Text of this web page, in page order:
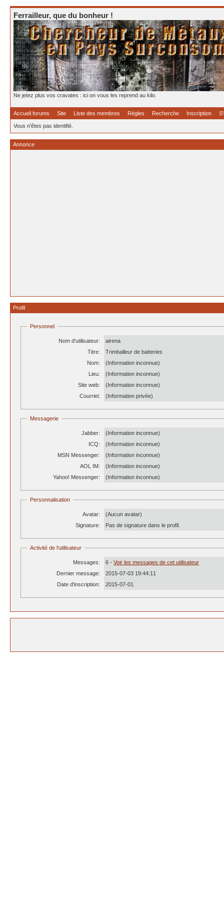
Ferrailleur, que du bonheur !
Ne jetez plus vos cravates : ici on vous les reprend au kilo.
Accueil forums Site Liste des membres Règles Recherche Inscription
Vous n'êtes pas identifié.
Annonce
Profil
Personnel
Nom d'utilisateur:
airena
Titre:
Trimballeur de batteries
Nom:
(Information inconnue)
Lieu:
(Information inconnue)
Site web:
(Information inconnue)
Courriel:
(Information privée)
Messagerie
Jabber:
(Information inconnue)
ICQ:
(Information inconnue)
MSN Messenger:
(Information inconnue)
AOL IM:
(Information inconnue)
Yahoo! Messenger:
(Information inconnue)
Personnalisation
Avatar:
(Aucun avatar)
Signature:
Pas de signature dans le profil.
Activité de l'utilisateur
Messages: 6 - Voir les messages de cet utilisateur
Dernier message:
2015-07-03 19:44:11
Date d'inscription:
2015-07-01